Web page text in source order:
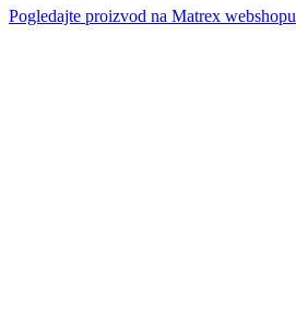
Pogledajte proizvod na Matrex webshopu